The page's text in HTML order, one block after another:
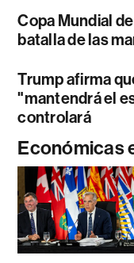
Copa Mundial
batalla de las
Trump afirma
"mantendrá el
controlará
Económicas